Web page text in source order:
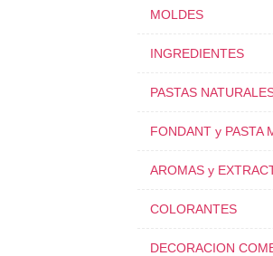
MOLDES
INGREDIENTES
PASTAS
FONDANT y PASTA
AROMAS y
COLORANTES
DECORACION